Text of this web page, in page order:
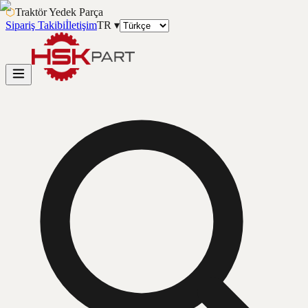
⬡Traktör Yedek Parça
Sipariş TakibiİletişimTR ▾